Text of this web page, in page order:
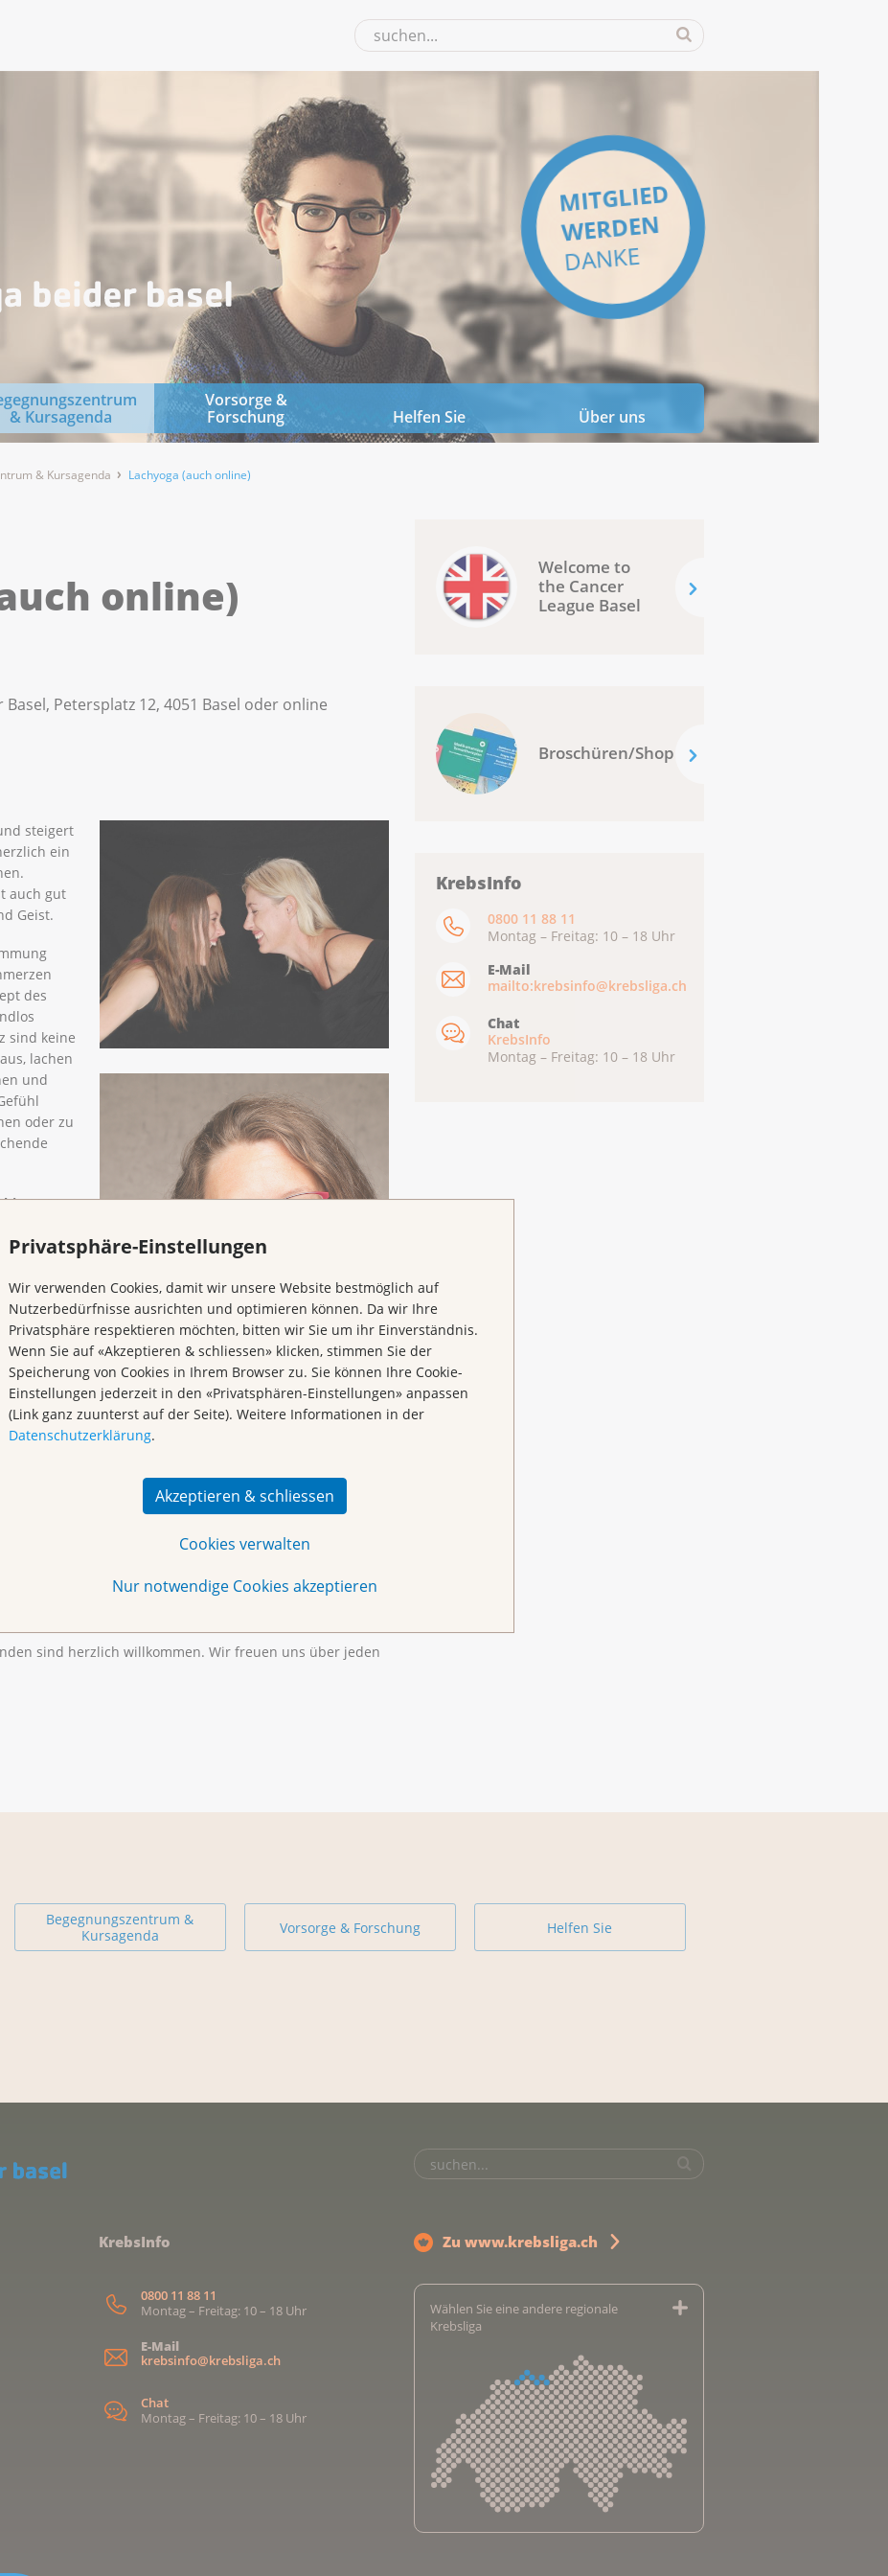
Privatsphäre-Einstellungen
Wir verwenden Cookies, damit wir unsere Website bestmöglich auf
Nutzerbedürfnisse ausrichten und optimieren können. Da wir Ihre
Privatsphäre respektieren möchten, bitten wir Sie um ihr Einverständnis.
Wenn Sie auf «Akzeptieren & schliessen» klicken, stimmen Sie der
Speicherung von Cookies in Ihrem Browser zu. Sie können Ihre Cookie-
Einstellungen jederzeit in den «Privatsphären-Einstellungen» anpassen
(Link ganz zuunterst auf der Seite). Weitere Informationen in der
Datenschutzerklärung.
Akzeptieren & schliessen
Cookies verwalten
Nur notwendige Cookies akzeptieren
MITGLIED
WERDEN
DANKE
& Kursagenda
Vorsorge &
Forschung
Helfen Sie Über uns
& Kursagenda Lachyoga (auch online)
online)
Petersplatz 12, 4051 Basel oder online
steigert
ein
auch gut
Geist.
des
sind keine
lachen
und
oder zu
11.30
online
oder per Telefon 061 319 99 88 bis einen Arbeitstag
sind herzlich willkommen. Wir freuen uns über jeden
Welcome to
the Cancer
League Basel
Broschüren/Shop
KrebsInfo
0800 11 88 11
Montag – Freitag: 10 – 18 Uhr
E-Mail
mailto:krebsinfo@krebsliga.ch
Chat
KrebsInfo
Montag – Freitag: 10 – 18 Uhr
Begegnungszentrum &
Kursagenda
Vorsorge & Forschung Helfen Sie
KrebsInfo
0800 11 88 11
Montag – Freitag: 10 – 18 Uhr
E-Mail
krebsinfo@krebsliga.ch
Chat
Montag – Freitag: 10 – 18 Uhr
Zu www.krebsliga.ch
Wählen Sie eine andere regionale
Krebsliga